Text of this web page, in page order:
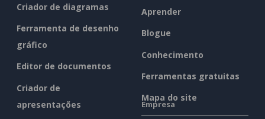
Criador de diagramas
Ferramenta de desenho
gráfico
Editor de documentos
Criador de
apresentações
Aprender
Blogue
Conhecimento
Ferramentas gratuitas
Mapa do site
Empresa